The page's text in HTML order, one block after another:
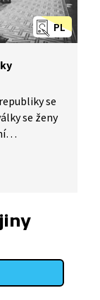
PL
se
se ženy
a asi